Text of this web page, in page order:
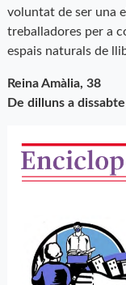
voluntat de ser una
treballadores per a
espais naturals de
Reina Amàlia, 38
De dilluns a